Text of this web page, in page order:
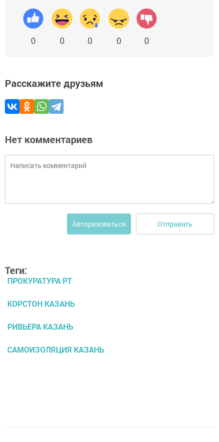
0 0 0 0 0
Расскажите друзьям
Нет комментариев
Авторизоваться Отправить
Теги:
ПРОКУРАТУРА РТ
КОРСТОН КАЗАНЬ
РИВЬЕРА КАЗАНЬ
САМОИЗОЛЯЦИЯ КАЗАНЬ